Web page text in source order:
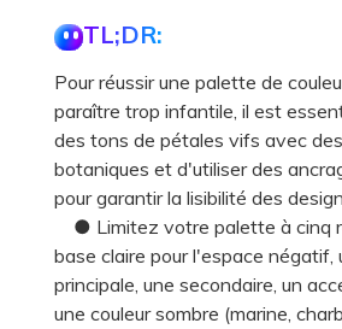
TL;DR:
Pour réussir une palette de
paraître trop infantile, il est
des tons de pétales vifs avec
botaniques et d'utiliser des
pour garantir la lisibilité des
● Limitez votre palette à cinq
base claire pour l'espace négatif,
principale, une secondaire, un
une couleur sombre (marine,